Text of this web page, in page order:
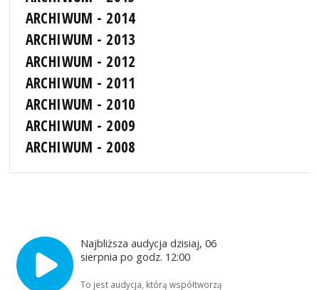
ARCHIWUM - 2014
ARCHIWUM - 2013
ARCHIWUM - 2012
ARCHIWUM - 2011
ARCHIWUM - 2010
ARCHIWUM - 2009
ARCHIWUM - 2008
Najbliższa audycja dzisiaj, 06
sierpnia po godz. 12:00
To jest audycja, którą współtworzą